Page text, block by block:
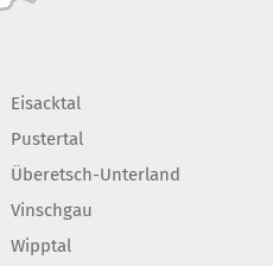
Eisacktal
Pustertal
Überetsch-Unterland
Vinschgau
Wipptal